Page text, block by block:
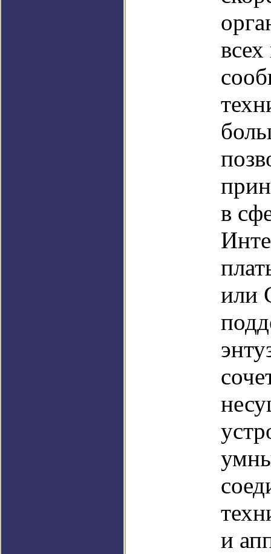
в
или
и